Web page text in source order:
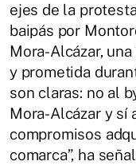
ejes de la
baipás por
Mora-Alcázar,
y prometida
son claras: no al
Mora-Alcázar y sí
compromisos
comarca”, ha